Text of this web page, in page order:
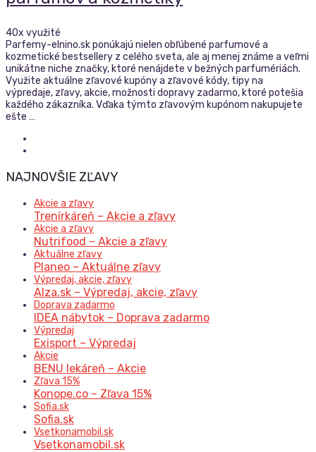
40x využité
Parfemy-elnino.sk ponúkajú nielen obľúbené parfumové a
kozmetické bestsellery z celého sveta, ale aj menej známe a veľmi
unikátne niche značky, ktoré nenájdete v bežných parfumériách.
Využite aktuálne zľavové kupóny a zľavové kódy, tipy na
výpredaje, zľavy, akcie, možnosti dopravy zadarmo, ktoré potešia
každého zákazníka. Vďaka týmto zľavovým kupónom nakupujete
ešte …
NAJNOVŠIE ZĽAVY
Akcie a zľavy
Trenírkáreň – Akcie a zľavy
Akcie a zľavy
Nutrifood – Akcie a zľavy
Aktuálne zľavy
Planeo – Aktuálne zľavy
Výpredaj, akcie, zľavy
Alza.sk – Výpredaj, akcie, zľavy
Doprava zadarmo
IDEA nábytok – Doprava zadarmo
Výpredaj
Exisport – Výpredaj
Akcie
BENU lekáreň – Akcie
Zľava 15%
Konope.co – Zľava 15%
Sofia.sk
Sofia.sk
Vsetkonamobil.sk
Vsetkonamobil.sk